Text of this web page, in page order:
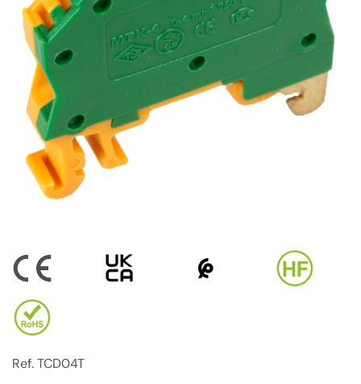
Ref. TCD04T